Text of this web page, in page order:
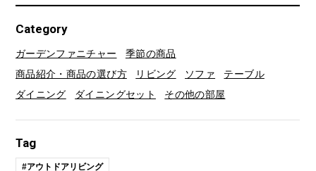
Category
ガーデンファニチャー
季節の商品
商品紹介・商品の選び方
リビング ソファ
テーブル
ダイニング
ダイニングセット その他の部屋
Tag
#アウトドアリビング